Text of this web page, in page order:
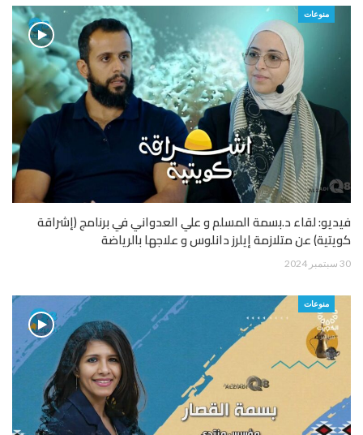
منوعات
فيديو: لقاء د.بسمة المسلم و علي العدواني في برنامج (إشراقة
كويتية) عن متلازمة إيلرز دانلوس و علاجها بالرياضة
30 سبتمبر 2024
منوعات